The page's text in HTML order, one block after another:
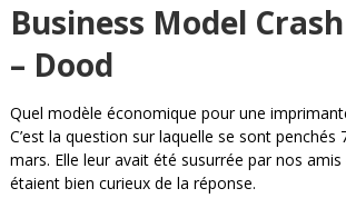
Business Model
– Dood
Quel modèle économique pour une
C’est la question sur laquelle se sont penchés
mars. Elle leur avait été susurrée par nos
étaient bien curieux de la réponse.